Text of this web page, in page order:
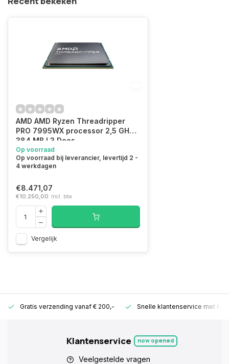
AMD AMD Ryzen Threadripper
PRO 7995WX processor 2,5 GHz
384 MB L3 Doos
Op voorraad
Op voorraad bij leverancier, levertijd 2 -
4 werkdagen
€8.471,07
€10.250,00 Incl. btw
Vergelijk
Gratis verzending vanaf € 200,- Snelle klantenservice met
Klantenservice now opened
Veelgestelde vragen